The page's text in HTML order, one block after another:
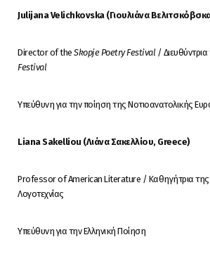
Julijana Velichkovska (Γιουλιάνα
Director of the Skopje Poetry Festival/ Διευθύντρια
Festival
Υπεύθυνη για την ποίηση της Νοτιοανατολικής
Liana Sakelliou (Λιάνα Σακελλίου, Greece)
Professor of American Literature / Καθηγήτρια της
Λογοτεχνίας
Υπεύθυνη για την Ελληνική Ποίηση